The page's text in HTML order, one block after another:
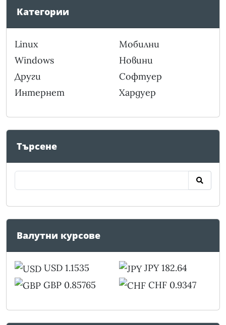
Категории
Linux
Windows
Други
Интернет
Мобилни
Новини
Софтуер
Хардуер
Търсене
Валутни курсове
USD 1.1535
GBP 0.85765
JPY 182.64
CHF 0.9347